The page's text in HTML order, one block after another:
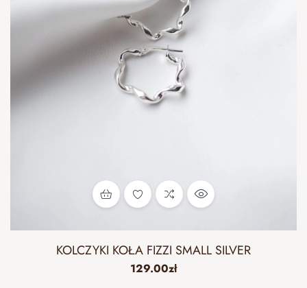
KOLCZYKI KOŁA FIZZI SMALL SILVER
129.00zł